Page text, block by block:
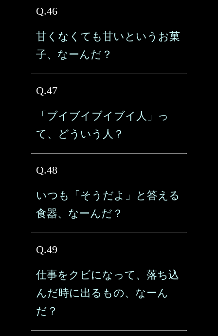
Q.46
甘くなくても甘いというお菓
子、なーんだ？
Q.47
「ブイブイブイブイ人」っ
て、どういう人？
Q.48
いつも「そうだよ」と答える
食器、なーんだ？
Q.49
仕事をクビになって、落ち込
んだ時に出るもの、なーん
だ？